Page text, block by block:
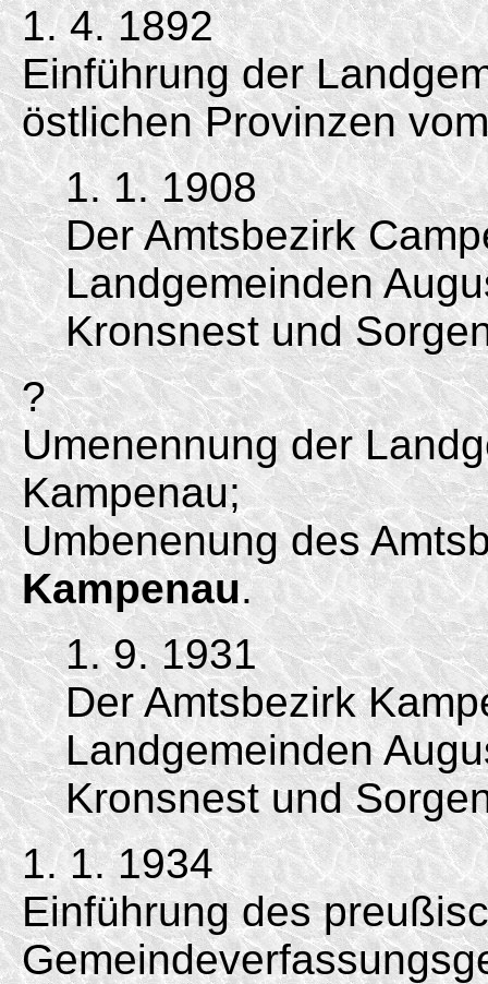
1. 4. 1892
Einführung der
östlichen Provinzen
1. 1. 1908
Der Amtsbezirk
Landgemeinden
Kronsnest und
?
Umenennung der
Kampenau;
Umbenenung des
Kampenau.
1. 9. 1931
Der Amtsbezirk
Landgemeinden
Kronsnest und
1. 1. 1934
Einführung des